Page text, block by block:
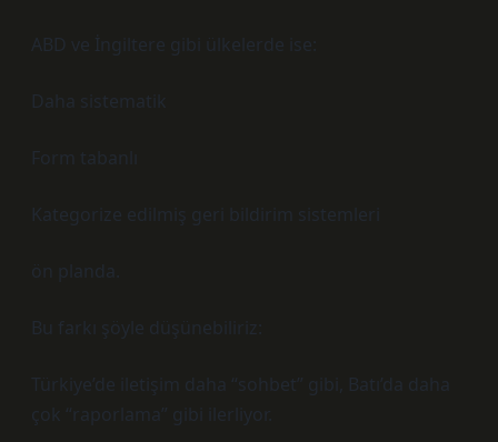
ABD ve İngiltere gibi ülkelerde ise:
Daha sistematik
Form tabanlı
Kategorize edilmiş geri bildirim sistemleri
ön planda.
Bu farkı şöyle düşünebiliriz:
Türkiye’de iletişim daha “sohbet” gibi, Batı’da daha
çok “raporlama” gibi ilerliyor.